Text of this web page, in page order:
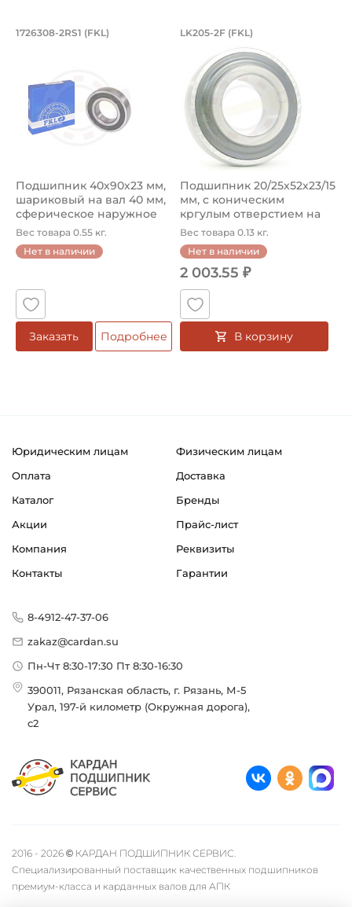
Подшипник 40х90х23 мм, шариковый
Подшипник 1726308-2RS1 FKL шариковый на вал 40 мм.
1726308-2RS1 (FKL)
Подшипник 40х90х23 мм,
шариковый на вал 40 мм,
сферическое наружное
кол...
Вес товара 0.55 кг.
Нет в наличии
Заказать Подробнее
Подшипник 20/
Подшипник LK205-2F FKL c
LK205-2F (FKL)
Подшипник 20/25х52х23/15
мм, c коническим
кргулым отверстием на
вал 20/...
Вес товара 0.13 кг.
Нет в наличии
2 003.55 ₽
В корзину
Юридическим лицам
Физическим лицам
Оплата
Доставка
Каталог
Бренды
Акции
Прайс-лист
Компания
Реквизиты
Контакты
Гарантии
8-4912-47-37-06
zakaz@cardan.su
Пн-Чт 8:30-17:30 Пт 8:30-16:30
390011, Рязанская область, г. Рязань, М-5
Урал, 197-й километр (Окружная дорога),
с2
2016 - 2026 © КАРДАН ПОДШИПНИК СЕРВИС.
Специализированный поставщик качественных подшипников
премиум-класса и карданных валов для АПК